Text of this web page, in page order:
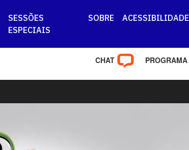
SESSÕES
ESPECIAIS
SOBRE ACESSIBILIDADE